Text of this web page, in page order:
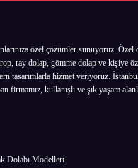
özel çözümler sunuyoruz.
ray dolap, gömme dolap ve kişiye
tasarımlarla hizmet veriyoruz.
firmamız, kullanışlı ve şık yaşam
Dolabı Modelleri